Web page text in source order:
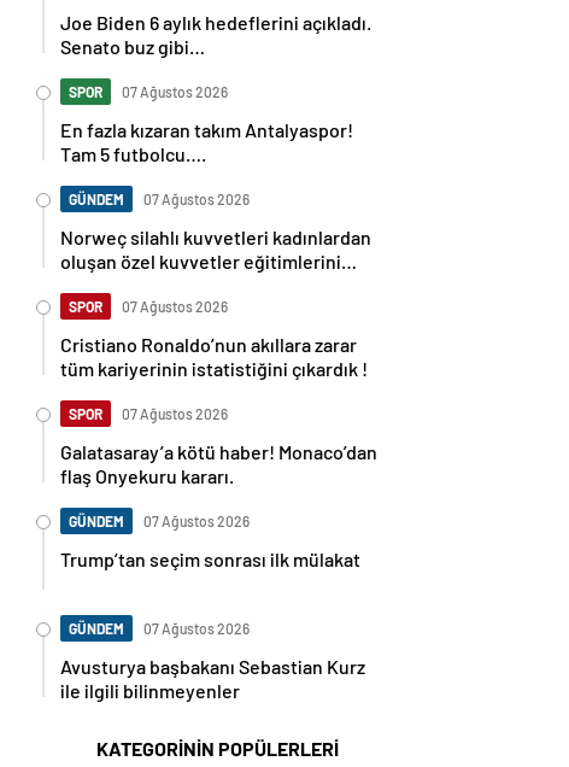
Joe Biden 6 aylık hedeflerini açıkladı.
Senato buz gibi…
SPOR 07 Ağustos 2026
En fazla kızaran takım Antalyaspor!
Tam 5 futbolcu….
GÜNDEM 07 Ağustos 2026
Norweç silahlı kuvvetleri kadınlardan
oluşan özel kuvvetler eğitimlerini
SPOR 07 Ağustos 2026
Cristiano Ronaldo’nun akıllara zarar
tüm kariyerinin istatistiğini çıkardık !
SPOR 07 Ağustos 2026
Galatasaray’a kötü haber! Monaco’dan
flaş Onyekuru kararı.
GÜNDEM 07 Ağustos 2026
Trump’tan seçim sonrası ilk mülakat
GÜNDEM 07 Ağustos 2026
Avusturya başbakanı Sebastian Kurz
ile ilgili bilinmeyenler
KATEGORİNİN POPÜLERLERİ